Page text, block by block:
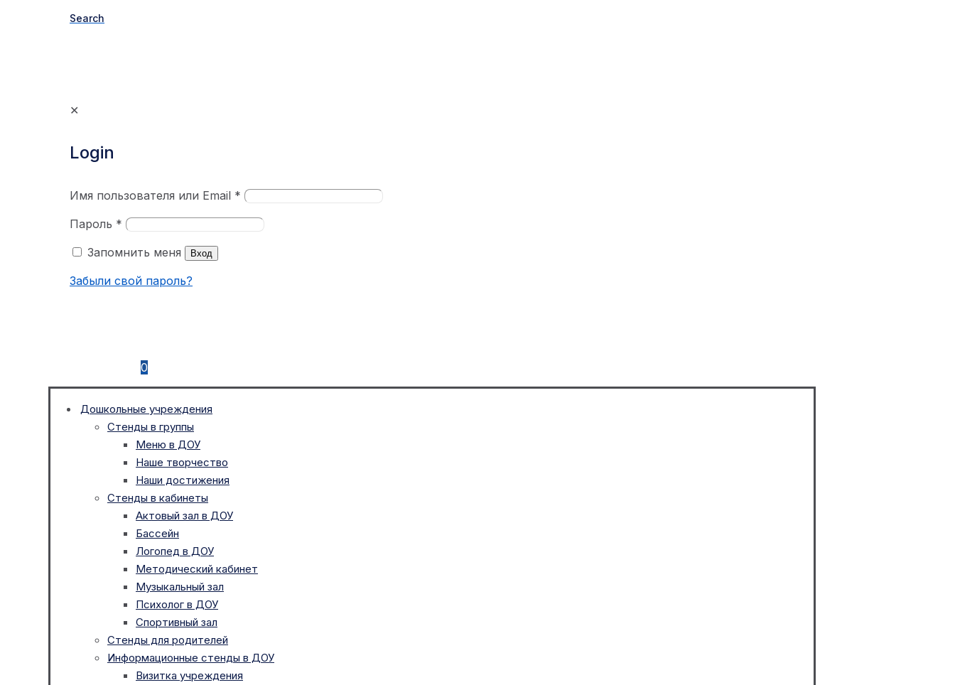
Search
✕
Login
Имя пользователя или Email *
Пароль *
Запомнить меня
Вход
Забыли свой пароль?
0
Дошкольные учреждения
Стенды в группы
Меню в ДОУ
Наше творчество
Наши достижения
Стенды в кабинеты
Актовый зал в ДОУ
Бассейн
Логопед в ДОУ
Методический кабинет
Музыкальный зал
Психолог в ДОУ
Спортивный зал
Стенды для родителей
Информационные стенды в ДОУ
Визитка учреждения